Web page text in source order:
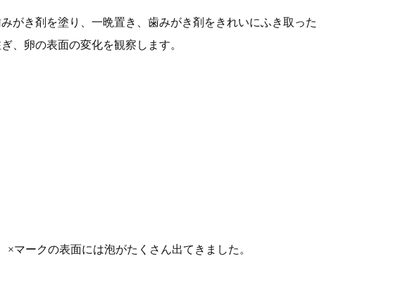
き剤を塗り、一晩置き、歯みがき剤をきれいにふき取った
、卵の表面の変化を観察します。
マークの表面には泡がたくさん出てきました。